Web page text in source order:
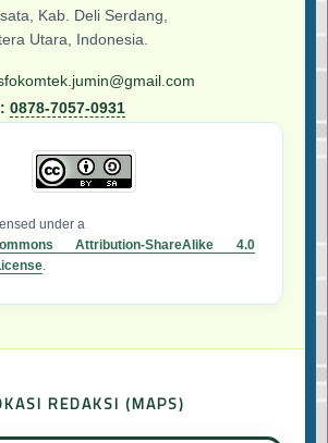
Kab. Deli Serdang,
Utara, Indonesia.
0878-7057-0931
under a
Attribution-ShareAlike 4.0
REDAKSI (MAPS)